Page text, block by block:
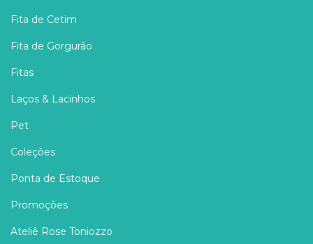
Fita de Cetim
Fita de Gorgurão
Fitas
Laços & Lacinhos
Pet
Coleções
Ponta de Estoque
Promoções
Ateliê Rose Toniozzo